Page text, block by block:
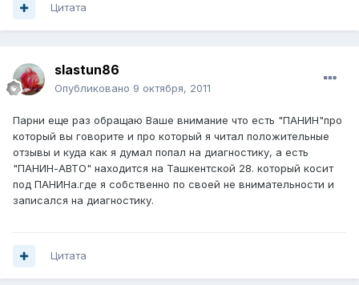
Цитата
slastun86
Опубликовано 9 октября, 2011
Парни еще раз обращаю Ваше внимание что есть "ПАНИН"про
который вы говорите и про который я читал положительные
отзывы и куда как я думал попал на диагностику, а есть
"ПАНИН-АВТО" находится на Ташкентской 28. который косит
под ПАНИНа.где я собственно по своей не внимательности и
записался на диагностику.
Цитата